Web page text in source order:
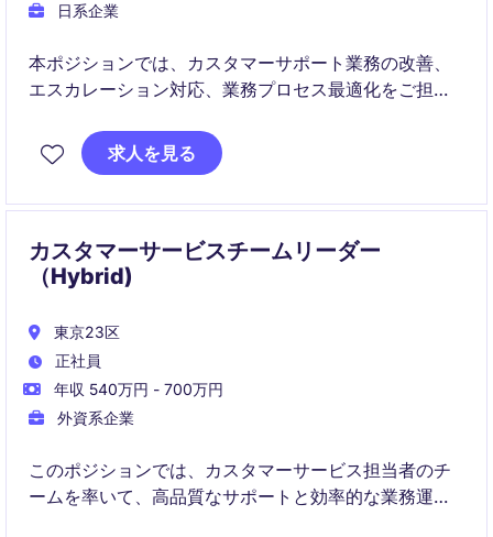
日系企業
本ポジションでは、カスタマーサポート業務の改善、
エスカレーション対応、業務プロセス最適化をご担当
がら、顧客体験向上および事業成長に貢献していただ
きます。
求人を見る
カスタマーサービスチームリーダー
（Hybrid)
東京23区
正社員
年収 540万円 - 700万円
外資系企業
このポジションでは、カスタマーサービス担当者のチ
ームを率いて、高品質なサポートと効率的な業務運営